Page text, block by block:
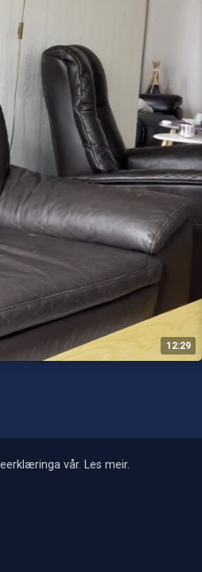
12:29
vår. Les meir.